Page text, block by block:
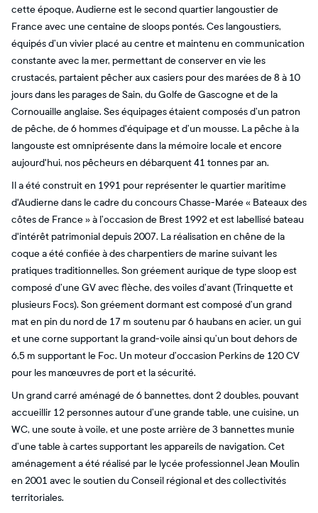
cette époque, Audierne est le second quartier langoustier de
France avec une centaine de sloops pontés. Ces langoustiers,
équipés d’un vivier placé au centre et maintenu en communication
constante avec la mer, permettant de conserver en vie les
crustacés, partaient pêcher aux casiers pour des marées de 8 à 10
jours dans les parages de Sain, du Golfe de Gascogne et de la
Cornouaille anglaise. Ses équipages étaient composés d’un patron
de pêche, de 6 hommes d'équipage et d’un mousse. La pêche à la
langouste est omniprésente dans la mémoire locale et encore
aujourd'hui, nos pêcheurs en débarquent 41 tonnes par an.
Il a été construit en 1991 pour représenter le quartier maritime
d'Audierne dans le cadre du concours Chasse-Marée « Bateaux des
côtes de France » à l’occasion de Brest 1992 et est labellisé bateau
d'intérêt patrimonial depuis 2007. La réalisation en chêne de la
coque a été confiée à des charpentiers de marine suivant les
pratiques traditionnelles. Son gréement aurique de type sloop est
composé d’une GV avec flèche, des voiles d’avant (Trinquette et
plusieurs Focs). Son gréement dormant est composé d’un grand
mat en pin du nord de 17 m soutenu par 6 haubans en acier, un gui
et une corne supportant la grand-voile ainsi qu’un bout dehors de
6,5 m supportant le Foc. Un moteur d’occasion Perkins de 120 CV
pour les manœuvres de port et la sécurité.
Un grand carré aménagé de 6 bannettes, dont 2 doubles, pouvant
accueillir 12 personnes autour d’une grande table, une cuisine, un
WC, une soute à voile, et une poste arrière de 3 bannettes munie
d’une table à cartes supportant les appareils de navigation. Cet
aménagement a été réalisé par le lycée professionnel Jean Moulin
en 2001 avec le soutien du Conseil régional et des collectivités
territoriales.